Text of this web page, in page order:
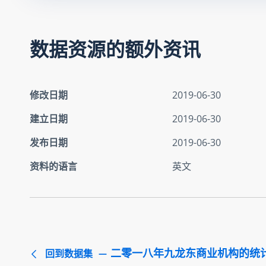
数据资源的额外资讯
修改日期
2019-06-30
建立日期
2019-06-30
发布日期
2019-06-30
资料的语言
英文
回到数据集 二零一八年九龙东商业机构的统